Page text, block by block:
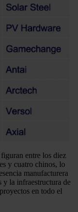
entre los diez
y cuatro chinos, lo
manufacturera
y la infraestructura de
en todo el